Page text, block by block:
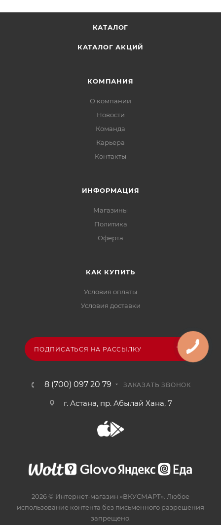
КАТАЛОГ
КАТАЛОГ АКЦИЙ
КОМПАНИЯ
О компании
Новости
Команда
Карьера
Контакты
ИНФОРМАЦИЯ
Магазины
Политика
Офертa
КАК КУПИТЬ
Условия оплаты
Условия доставки
ПОДПИСАТЬСЯ НА РАССЫЛКУ
8 (700) 097 20 79 ЗАКАЗАТЬ ЗВОНОК
г. Астана, пр. Абылай Хана, 7
2026 © Интернет-магазин «ВКУСМАРТ». Любое
использование контента без письменного разрешения
запрещено.